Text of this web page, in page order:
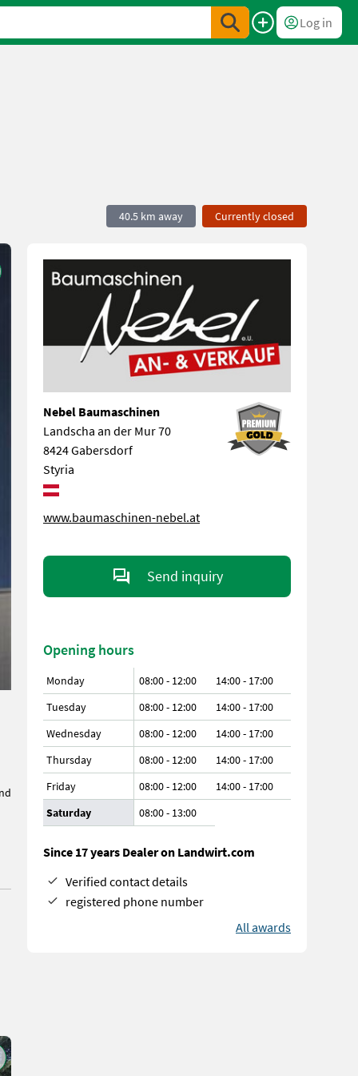
Log in
40.5 km away Currently closed
Nebel Baumaschinen
Landscha an der Mur 70
8424 Gabersdorf
Styria
www.baumaschinen-nebel.at
Send inquiry
Opening hours
Monday 08:00 - 12:00
14:00 - 17:00
Tuesday
08:00 - 12:00
14:00 - 17:00
Wednesday
08:00 - 12:00
14:00 - 17:00
Thursday
08:00 - 12:00
14:00 - 17:00
Friday
08:00 - 12:00
14:00 - 17:00
Saturday
08:00- 13:00
Since 17 years Dealer on Landwirt.com
Verified contact details
registered phone number
All awards